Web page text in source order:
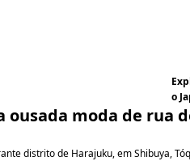
o
ousada moda de rua
distrito de Harajuku, em Shibuya,